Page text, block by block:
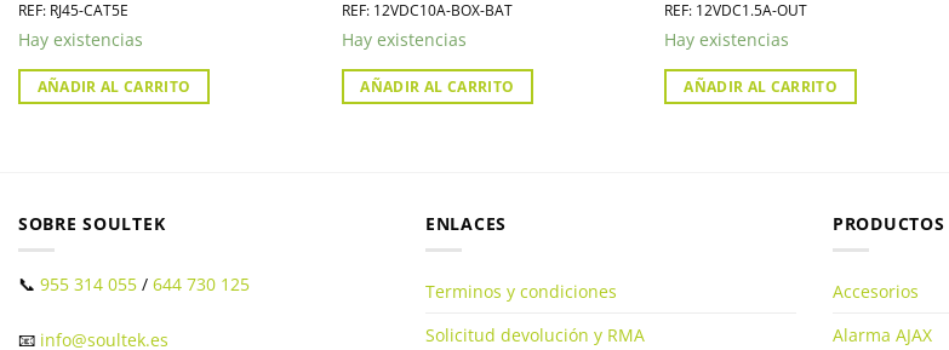
REF: RJ45-CAT5E
Hay existencias
AÑADIR AL CARRITO
REF: 12VDC10A-BOX-BAT
Hay existencias
AÑADIR AL CARRITO
REF: 12VDC1.5A-OUT
Hay existencias
AÑADIR AL CARRITO
SOBRE SOULTEK
📞 955 314 055 / 644 730 125
📧 info@soultek.es
ENLACES
Terminos y condiciones
Solicitud devolución y RMA
PRODUCTOS
Accesorios
Alarma AJAX